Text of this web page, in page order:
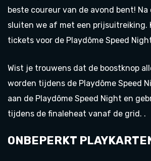
beste coureur van de avond bent!
sluiten we af met een prijsuitreiking.
tickets voor de Playdôme Speed
Wist je trouwens dat de boostknop
worden tijdens de Playdôme Speed
aan de Playdôme Speed Night en
tijdens de finaleheat vanaf de grid. .
ONBEPERKT